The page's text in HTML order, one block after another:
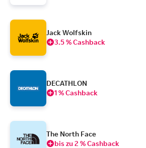
Jack Wolfskin
3.5 % Cashback
DECATHLON
1 % Cashback
The North Face
bis zu 2 % Cashback